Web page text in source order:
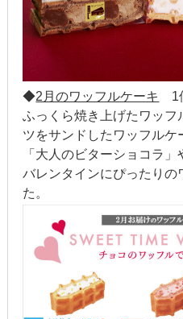
◆2月のワッフルケーキ
1
ふっくら焼き上げたワッフ
ツをサンドしたワッフルケ
「大人のビターショコラ
バレンタインにぴったりの
た。